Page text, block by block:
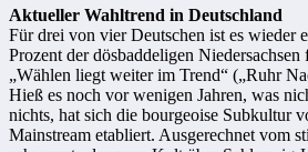
Aktueller Wahltrend in Deutschland
Für drei von vier Deutschen ist es wieder
Prozent der dösbaddeligen Niedersachsen
„Wählen liegt weiter im Trend“ („Ruhr
Hieß es noch vor wenigen Jahren, was
nichts, hat sich die bourgeoise Subkultur
Mainstream etabliert. Ausgerechnet vom